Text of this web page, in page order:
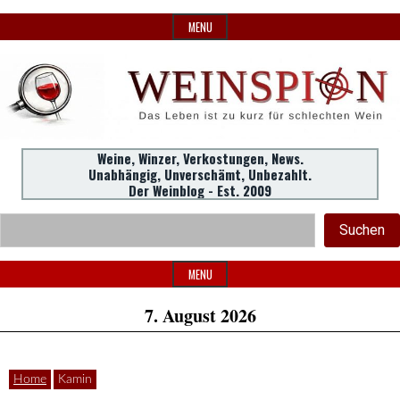
to
MENU
WeinSpion
|
Das
Weine,
Winzer,
Verkostungen.
Header
Widget
Area
Weine, Winzer, Verkostungen, News.
Unabhängig, Unverschämt, Unbezahlt.
Der Weinblog - Est. 2009
Suchen
MENU
7. August 2026
Home Kamin